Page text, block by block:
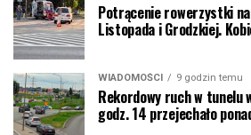
Potrącenie rowerzystki
Listopada i Grodzkiej.
WIADOMOŚCI 9 godzin temu
Rekordowy ruch w tunelu
godz. 14 przejechało